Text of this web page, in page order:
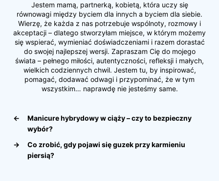
Jestem mamą, partnerką, kobietą, która uczy się
równowagi między byciem dla innych a byciem dla siebie.
Wierzę, że każda z nas potrzebuje wspólnoty, rozmowy i
akceptacji – dlatego stworzyłam miejsce, w którym możemy
się wspierać, wymieniać doświadczeniami i razem dorastać
do swojej najlepszej wersji. Zapraszam Cię do mojego
świata – pełnego miłości, autentyczności, refleksji i małych,
wielkich codziennych chwil. Jestem tu, by inspirować,
pomagać, dodawać odwagi i przypominać, że w tym
wszystkim… naprawdę nie jesteśmy same.
←
Manicure hybrydowy w ciąży – czy to bezpieczny
wybór?
→
Co zrobić, gdy pojawi się guzek przy karmieniu
piersią?